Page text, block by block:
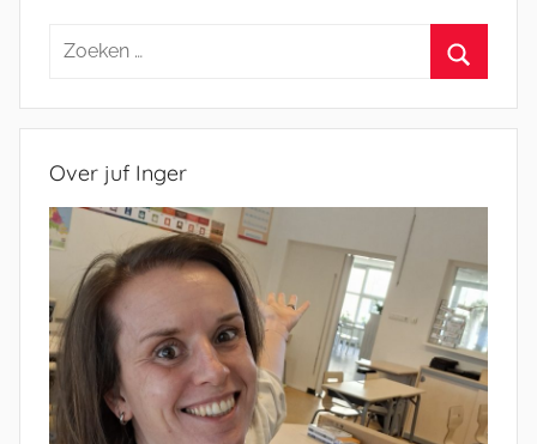
Zoeken
Over juf Inger